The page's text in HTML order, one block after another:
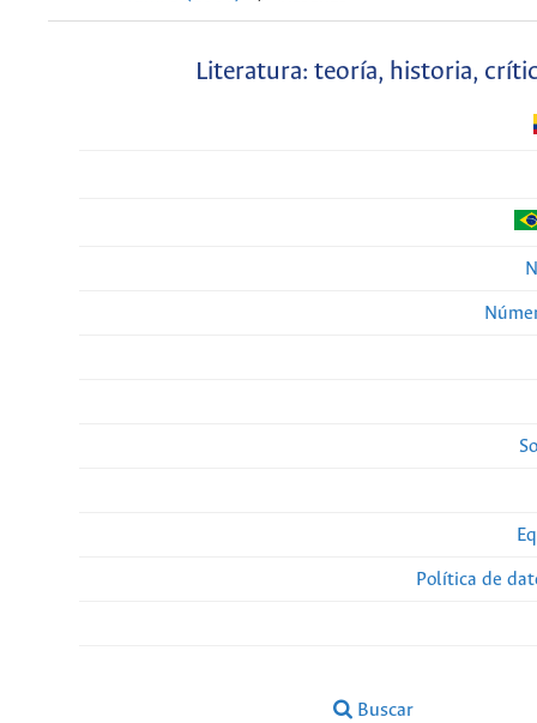
Literatura: teoría, historia,
Política de
Buscar